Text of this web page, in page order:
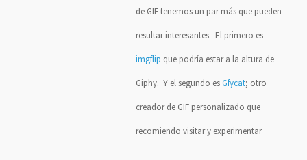
de GIF tenemos un par más que pueden
resultar interesantes. El primero es
imgflip que podría estar a la altura de
Giphy. Y el segundo esGfycat; otro
creador de GIF personalizado que
recomiendo visitar y experimentar